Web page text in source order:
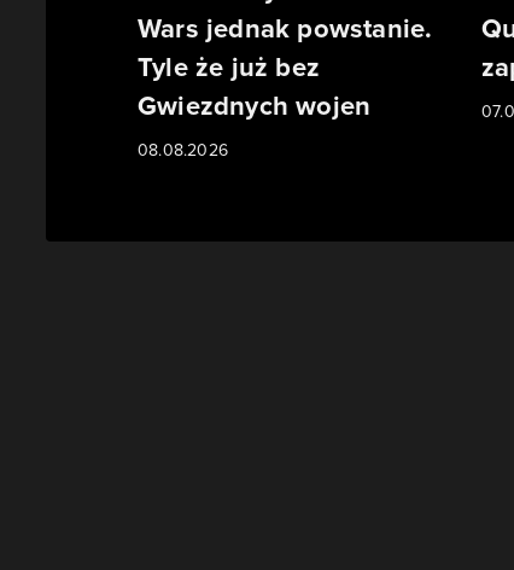
Wars jednak powstanie.
Tyle że już bez
Gwiezdnych wojen
08.08.2026